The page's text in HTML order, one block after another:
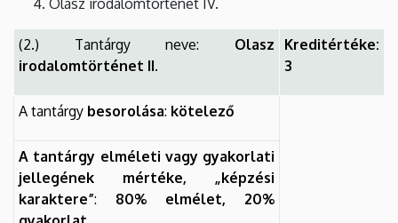
(2.) Tantárgy neve: Olasz
irodalomtörténet II.
Kreditértéke:
3
A tantárgy besorolása: kötelező
A tantárgy elméleti vagy gyakorlati
jellegének mértéke, „képzési
karaktere”: 80% elmélet,
20%